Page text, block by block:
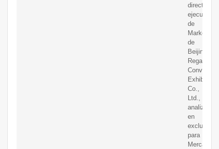
director
ejecutivo
de
Marketing
de
Beijing
Regalland
Convention
Exhibition
Co.,
Ltd.,
analiza
en
exclusiva
para
Mercacei